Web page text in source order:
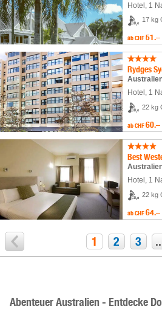
Hotel 1
17 kg
ab CHF 51.–
Rydges
Hotel , 1
22 kg
ab CHF 60.–
Best
Hotel , 1
22 kg
ab CHF 64.–
1 2 3
Abenteuer Australien - Entdecke